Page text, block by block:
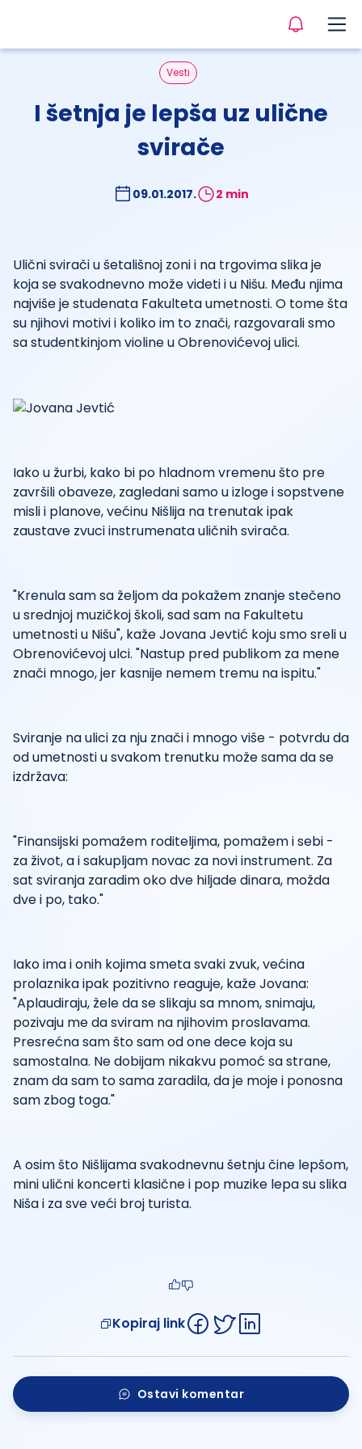
Vesti
I šetnja je lepša uz ulične
svirače
09.01.2017. 2 min
Ulični svirači u šetališnoj zoni i na trgovima slika je
koja se svakodnevno može videti i u Nišu. Među njima
najviše je studenata Fakulteta umetnosti. O tome šta
su njihovi motivi i koliko im to znači, razgovarali smo
sa studentkinjom violine u Obrenovićevoj ulici.
Iako u žurbi, kako bi po hladnom vremenu što pre
završili obaveze, zagledani samo u izloge i sopstvene
misli i planove, većinu Nišlija na trenutak ipak
zaustave zvuci instrumenata uličnih svirača.
"Krenula sam sa željom da pokažem znanje stečeno
u srednjoj muzičkoj školi, sad sam na Fakultetu
umetnosti u Nišu", kaže Jovana Jevtić koju smo sreli u
Obrenovićevoj ulci. "Nastup pred publikom za mene
znači mnogo, jer kasnije nemem tremu na ispitu."
Sviranje na ulici za nju znači i mnogo više - potvrdu da
od umetnosti u svakom trenutku može sama da se
izdržava:
"Finansijski pomažem roditeljima, pomažem i sebi -
za život, a i sakupljam novac za novi instrument. Za
sat sviranja zaradim oko dve hiljade dinara, možda
dve i po, tako."
Iako ima i onih kojima smeta svaki zvuk, većina
prolaznika ipak pozitivno reaguje, kaže Jovana:
"Aplaudiraju, žele da se slikaju sa mnom, snimaju,
pozivaju me da sviram na njihovim proslavama.
Presrećna sam što sam od one dece koja su
samostalna. Ne dobijam nikakvu pomoć sa strane,
znam da sam to sama zaradila, da je moje i ponosna
sam zbog toga."
A osim što Nišlijama svakodnevnu šetnju čine lepšom,
mini ulični koncerti klasične i pop muzike lepa su slika
Niša i za sve veći broj turista.
Kopiraj link
Ostavi komentar